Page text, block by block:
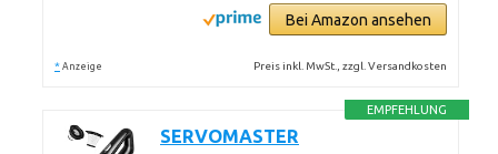
Bei Amazon ansehen
* Anzeige Preis inkl. MwSt., zzgl. Versandkosten
EMPFEHLUNG
SERVOMASTER